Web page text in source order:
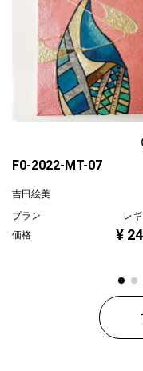
F0-2022-MT-07
吉田絵美
プラン
レ
価格
¥